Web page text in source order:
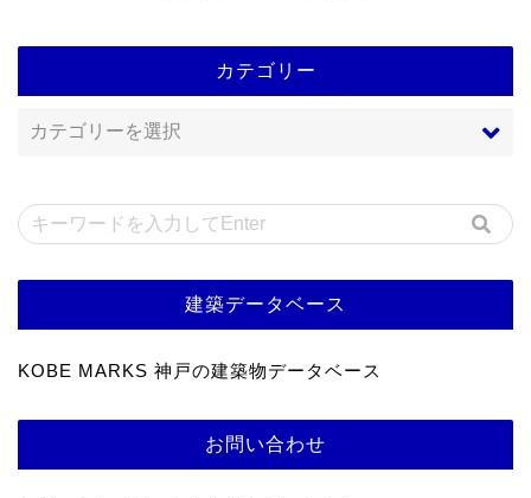
カテゴリー
建築データベース
KOBE MARKS 神戸の建築物データベース
お問い合わせ